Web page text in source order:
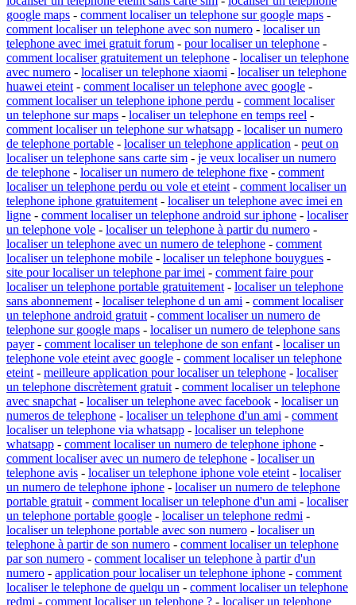
google maps - comment localiser un telephone sur google maps -
comment localiser un telephone avec son numero - localiser un
telephone avec imei gratuit forum - pour localiser un telephone -
comment localiser gratuitement un telephone - localiser un telephone
avec numero - localiser un telephone xiaomi - localiser un telephone
huawei eteint - comment localiser un telephone avec google -
comment localiser un telephone iphone perdu - comment localiser
un telephone sur maps - localiser un telephone en temps reel -
comment localiser un telephone sur whatsapp - localiser un numero
de telephone portable - localiser un telephone application - peut on
localiser un telephone sans carte sim - je veux localiser un numero
de telephone - localiser un numero de telephone fixe - comment
localiser un telephone perdu ou vole et eteint - comment localiser un
telephone iphone gratuitement - localiser un telephone avec imei en
ligne - comment localiser un telephone android sur iphone - localiser
un telephone vole - localiser un telephone à partir du numero -
localiser un telephone avec un numero de telephone - comment
localiser un telephone mobile - localiser un telephone bouygues -
site pour localiser un telephone par imei - comment faire pour
localiser un telephone portable gratuitement - localiser un telephone
sans abonnement - localiser telephone d un ami - comment localiser
un telephone android gratuit - comment localiser un numero de
telephone sur google maps - localiser un numero de telephone sans
payer- comment localiser un telephone de son enfant - localiser un
telephone vole eteint avec google - comment localiser un telephone
eteint - meilleure application pour localiser un telephone - localiser
un telephone discrètement gratuit - comment localiser un telephone
avec snapchat - localiser un telephone avec facebook - localiser un
numeros de telephone - localiser un telephone d'un ami - comment
localiser un telephone via whatsapp - localiser un telephone
whatsapp - comment localiser un numero de telephone iphone -
comment localiser avec un numero de telephone - localiser un
telephone avis - localiser un telephone iphone vole eteint - localiser
un numero de telephone iphone - localiser un numero de telephone
portable gratuit - comment localiser un telephone d'un ami - localiser
un telephone portable google - localiser un telephone redmi -
localiser un telephone portable avec son numero - localiser un
telephone à partir de son numero - comment localiser un telephone
par son numero - comment localiser un telephone à partir d'un
numero - application pour localiser un telephone iphone - comment
localiser le telephone de quelqu un - comment localiser un telephone
redmi - comment localiser un telephone ? - localiser un telephone